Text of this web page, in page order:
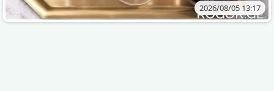
2026/08/05 13:17